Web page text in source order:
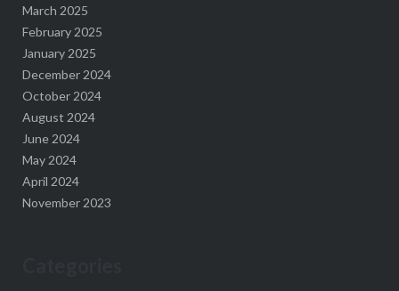
March 2025
February 2025
January 2025
December 2024
October 2024
August 2024
June 2024
May 2024
April 2024
November 2023